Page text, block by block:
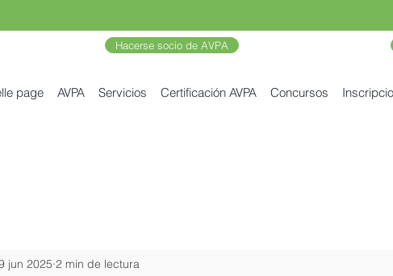
Hacerse socio de AVPA
page AVPA Servicios Certificación AVPA Concursos
jun 2025 2 min de lectura